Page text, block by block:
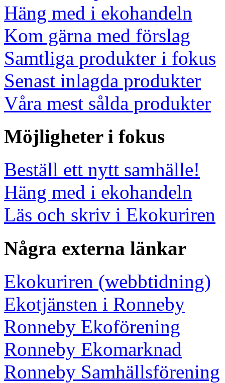
Häng med i ekohandeln
Kom gärna med förslag
Samtliga produkter i fokus
Senast inlagda produkter
Våra mest sålda produkter
Möjligheter i fokus
Beställ ett nytt samhälle!
Häng med i ekohandeln
Läs och skriv i Ekokuriren
Några externa länkar
Ekokuriren (webbtidning)
Ekotjänsten i Ronneby
Ronneby Ekoförening
Ronneby Ekomarknad
Ronneby Samhällsförening